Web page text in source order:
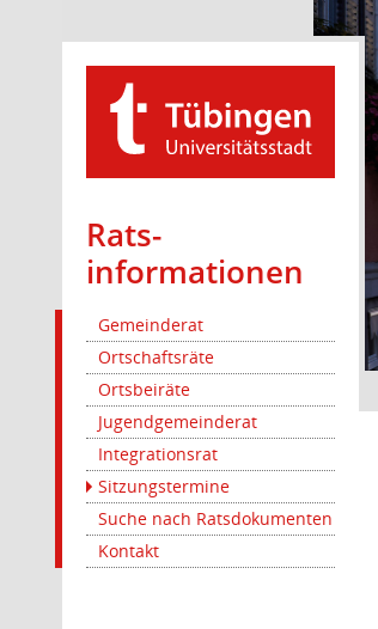
Rats­
informationen
Gemeinderat
Ortschaftsräte
Ortsbeiräte
Jugendgemeinderat
Integrationsrat
Sitzungstermine
Suche nach Ratsdokumenten
Kontakt